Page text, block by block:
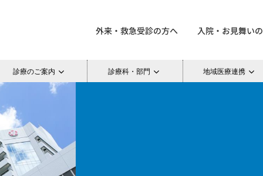
外来・救急受診の方へ 入院・お見舞い
診療のご案内 診療科・部門 地域医療連携